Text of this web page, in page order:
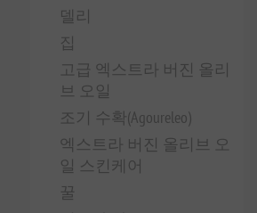
델리
집
고급 엑스트라 버진 올리
브 오일
조기 수확(Agoureleo)
엑스트라 버진 올리브 오
일 스킨케어
꿀